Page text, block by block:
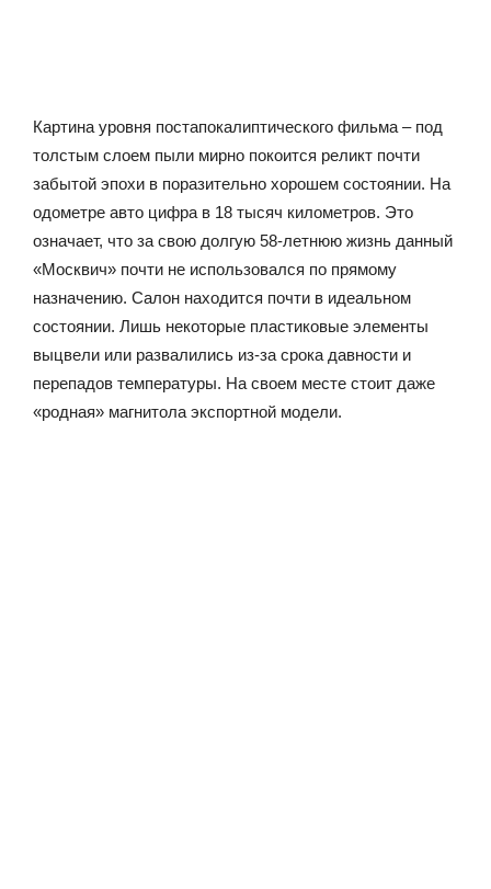
Картина уровня постапокалиптического фильма – под
толстым слоем пыли мирно покоится реликт почти
забытой эпохи в поразительно хорошем состоянии. На
одометре авто цифра в 18 тысяч километров. Это
означает, что за свою долгую 58-летнюю жизнь данный
«Москвич» почти не использовался по прямому
назначению. Салон находится почти в идеальном
состоянии. Лишь некоторые пластиковые элементы
выцвели или развалились из-за срока давности и
перепадов температуры. На своем месте стоит даже
«родная» магнитола экспортной модели.